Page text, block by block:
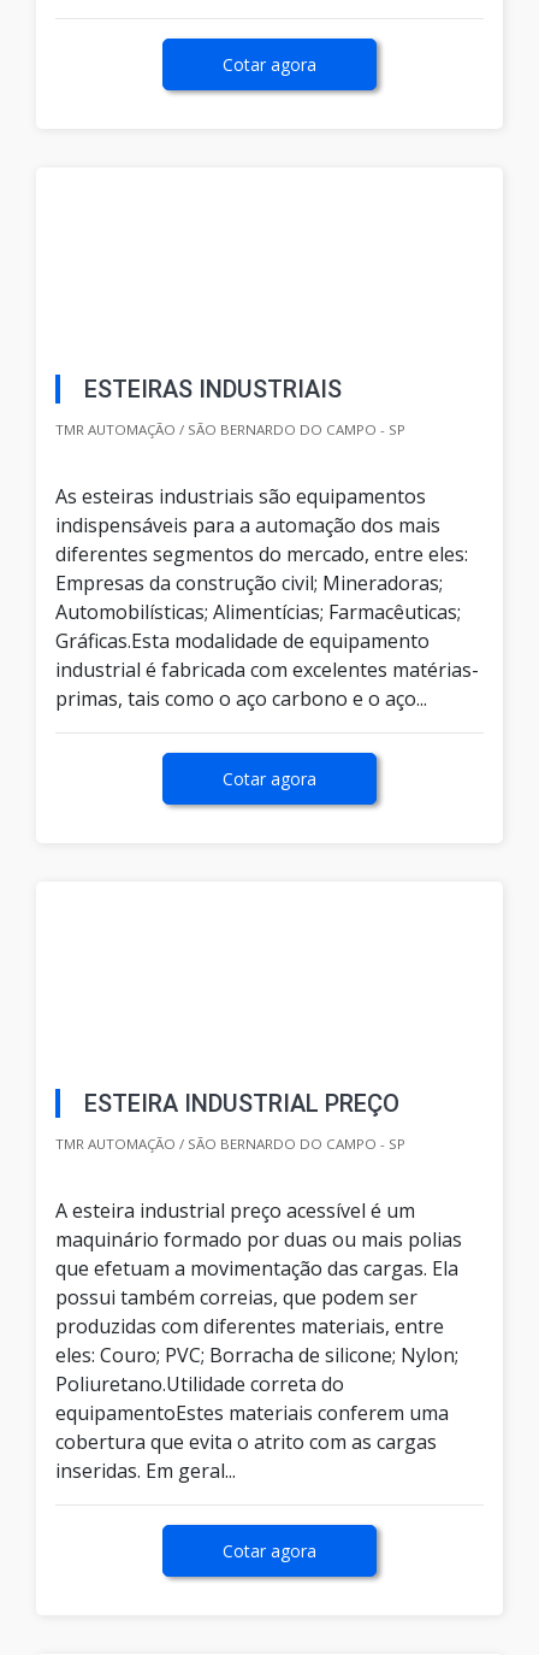
Cotar agora
ESTEIRAS INDUSTRIAIS
TMR AUTOMAÇÃO / SÃO BERNARDO DO CAMPO - SP
As esteiras industriais são equipamentos
indispensáveis para a automação dos mais
diferentes segmentos do mercado, entre eles:
Empresas da construção civil; Mineradoras;
Automobilísticas; Alimentícias; Farmacêuticas;
Gráficas.Esta modalidade de equipamento
industrial é fabricada com excelentes matérias-
primas, tais como o aço carbono e o aço...
Cotar agora
ESTEIRA INDUSTRIAL PREÇO
TMR AUTOMAÇÃO / SÃO BERNARDO DO CAMPO - SP
A esteira industrial preço acessível é um
maquinário formado por duas ou mais polias
que efetuam a movimentação das cargas. Ela
possui também correias, que podem ser
produzidas com diferentes materiais, entre
eles: Couro; PVC; Borracha de silicone; Nylon;
Poliuretano.Utilidade correta do
equipamentoEstes materiais conferem uma
cobertura que evita o atrito com as cargas
inseridas. Em geral...
Cotar agora